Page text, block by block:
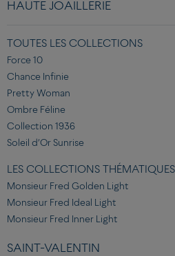
HAUTE JOAILLERIE
TOUTES LES COLLECTIONS
Force 10
Chance Infinie
Pretty Woman
Ombre Féline
Collection 1936
Soleil d’Or Sunrise
LES COLLECTIONS THÉMATIQUES
Monsieur Fred Golden Light
Monsieur Fred Ideal Light
Monsieur Fred Inner Light
SAINT-VALENTIN